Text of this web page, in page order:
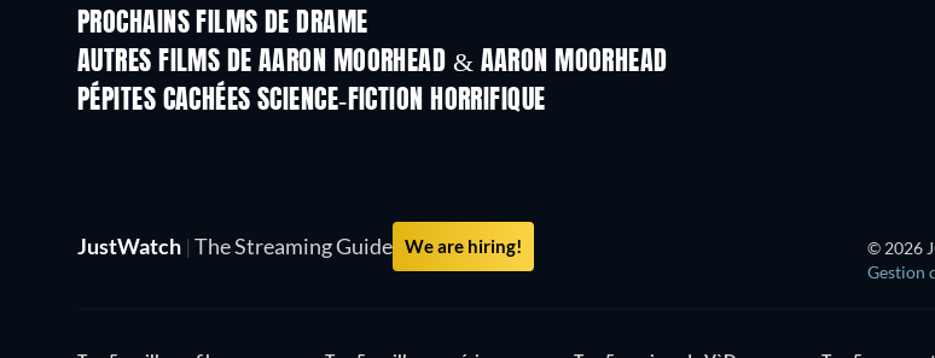
PROCHAINS FILMS DE DRAME
AUTRES FILMS DE AARON MOORHEAD & AARON MOORHEAD
PÉPITES CACHÉES SCIENCE-FICTION HORRIFIQUE
JustWatch | The Streaming Guide We are hiring! © 2026
Gestion